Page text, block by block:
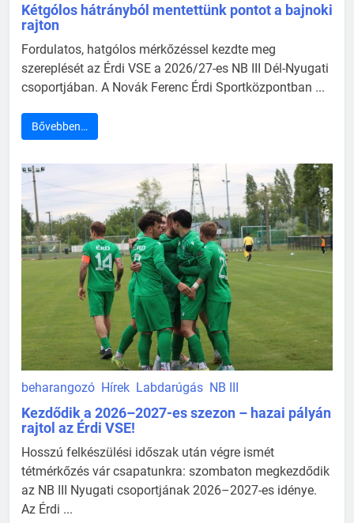
Kétgólos hátrányból mentettünk pontot a bajnoki
rajton
Fordulatos, hatgólos mérkőzéssel kezdte meg
szereplését az Érdi VSE a 2026/27-es NB III Dél-Nyugati
csoportjában. A Novák Ferenc Érdi Sportközpontban ...
Bővebben…
beharangozó Hírek Labdarúgás NB III
Kezdődik a 2026–2027-es szezon – hazai pályán
rajtol az Érdi VSE!
Hosszú felkészülési időszak után végre ismét
tétmérkőzés vár csapatunkra: szombaton megkezdődik
az NB III Nyugati csoportjának 2026–2027-es idénye.
Az Érdi ...